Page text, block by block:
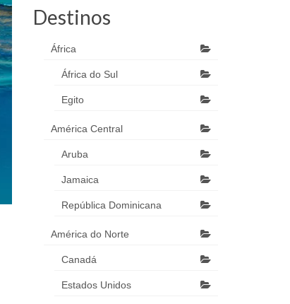
Destinos
África
África do Sul
Egito
América Central
Aruba
Jamaica
República Dominicana
América do Norte
Canadá
Estados Unidos